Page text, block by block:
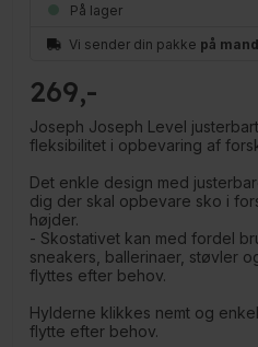
På lager
Vi sender din pakke på
269
Joseph Joseph Level
fleksibilitet i opbevaring af
Det enkle design med
dig der skal opbevare sko i
højder.
- Skostativet kan med fordel
sneakers, ballerinaer, støvler
flyttes efter behov.
Hylderne klikkes nemt og
flytte efter behov.